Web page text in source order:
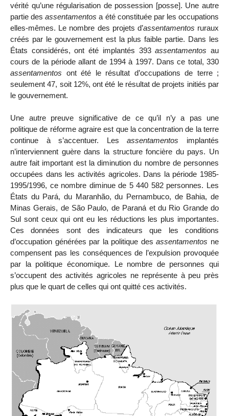
vérité qu’une régularisation de possession [posse]. Une autre
partie desassentamentos a été constituée par les occupations
elles-mêmes. Le nombre des projets d’assentamentos ruraux
créés par le gouvernement est la plus faible partie. Dans les
États considérés, ont été implantés 393assentamentos au
cours de la période allant de 1994 à 1997. Dans ce total, 330
assentamentos ont été le résultat d’occupations de terre ;
seulement 47, soit 12%, ont été le résultat de projets initiés par
le gouvernement.
Une autre preuve significative de ce qu’il n’y a pas une
politique de réforme agraire est que la concentration de la terre
continue à s’accentuer. Lesassentamentos implantés
n’interviennent guère dans la structure foncière du pays. Un
autre fait important est la diminution du nombre de personnes
occupées dans les activités agricoles. Dans la période 1985-
1995/1996, ce nombre diminue de 5 440 582 personnes. Les
États du Pará, du Maranhão, du Pernambuco, de Bahia, de
Minas Gerais, de São Paulo, de Paraná et du Rio Grande do
Sul sont ceux qui ont eu les réductions les plus importantes.
Ces données sont des indicateurs que les conditions
d’occupation générées par la politique desassentamentos ne
compensent pas les conséquences de l’expulsion provoquée
par la politique économique. Le nombre de personnes qui
s’occupent des activités agricoles ne représente à peu près
plus que le quart de celles qui ont quitté ces activités.